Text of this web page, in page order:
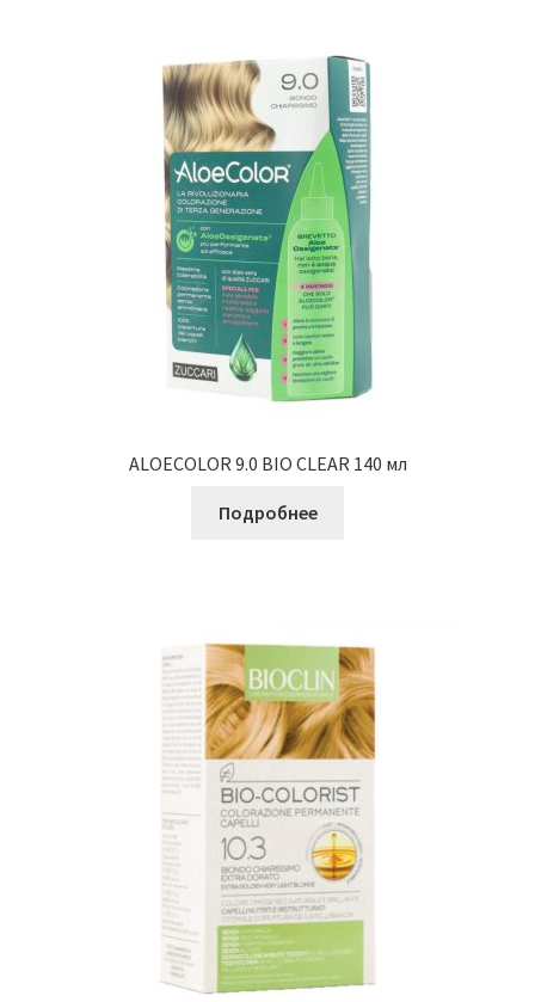
ALOECOLOR 9.0 BIO CLEAR 140 мл
Подробнее